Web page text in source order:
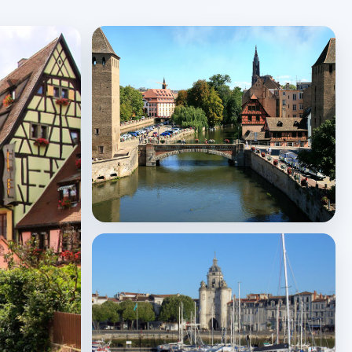
Strasbourg↗